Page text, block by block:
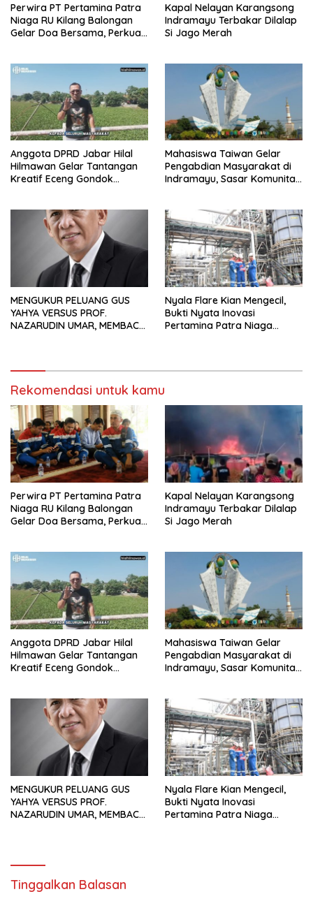
Perwira PT Pertamina Patra
Niaga RU Kilang Balongan
Gelar Doa Bersama, Perkuat
Kapal Nelayan Karangsong
Indramayu Terbakar Dilalap
Si Jago Merah
Anggota DPRD Jabar Hilal
Hilmawan Gelar Tantangan
Kreatif Eceng Gondok
Mahasiswa Taiwan Gelar
Pengabdian Masyarakat di
Indramayu, Sasar Komunitas
MENGUKUR PELUANG GUS
YAHYA VERSUS PROF.
NAZARUDIN UMAR, MEMBACA
Nyala Flare Kian Mengecil,
Bukti Nyata Inovasi
Pertamina Patra Niaga
Rekomendasi untuk kamu
Perwira PT Pertamina Patra
Niaga RU Kilang Balongan
Gelar Doa Bersama, Perkuat
Kapal Nelayan Karangsong
Indramayu Terbakar Dilalap
Si Jago Merah
Anggota DPRD Jabar Hilal
Hilmawan Gelar Tantangan
Kreatif Eceng Gondok
Mahasiswa Taiwan Gelar
Pengabdian Masyarakat di
Indramayu, Sasar Komunitas
MENGUKUR PELUANG GUS
YAHYA VERSUS PROF.
NAZARUDIN UMAR, MEMBACA
Nyala Flare Kian Mengecil,
Bukti Nyata Inovasi
Pertamina Patra Niaga
Tinggalkan Balasan